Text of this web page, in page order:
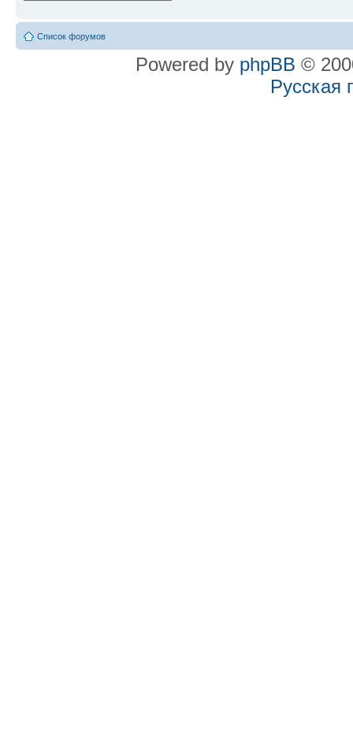
Список форумов
Powered by phpBB ©
Русская